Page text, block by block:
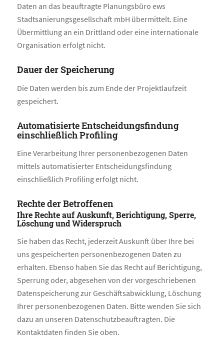
Daten an das beauftragte Planungsbüro ews
Stadtsanierungsgesellschaft mbH übermittelt. Eine
Übermittlung an ein Drittland oder eine internationale
Organisation erfolgt nicht.
Dauer der Speicherung
Die Daten werden bis zum Ende der Projektlaufzeit
gespeichert.
Automatisierte Entscheidungsfindung
einschließlich Profiling
Eine Verarbeitung Ihrer personenbezogenen Daten
mittels automatisierter Entscheidungsfindung
einschließlich Profiling erfolgt nicht.
Rechte der Betroffenen
Ihre Rechte auf Auskunft, Berichtigung, Sperre,
Löschung und Widerspruch
Sie haben das Recht, jederzeit Auskunft über Ihre bei
uns gespeicherten personenbezogenen Daten zu
erhalten. Ebenso haben Sie das Recht auf Berichtigung,
Sperrung oder, abgesehen von der vorgeschriebenen
Datenspeicherung zur Geschäftsabwicklung, Löschung
Ihrer personenbezogenen Daten. Bitte wenden Sie sich
dazu an unseren Datenschutzbeauftragten. Die
Kontaktdaten finden Sie oben.